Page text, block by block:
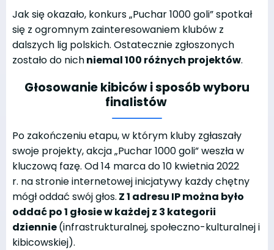
Jak się okazało, konkurs „Puchar 1000 goli” spotkał
się z ogromnym zainteresowaniem klubów z
dalszych lig polskich. Ostatecznie zgłoszonych
zostało do nichniemal 100 różnych projektów.
Głosowanie kibiców i sposób wyboru
finalistów
Po zakończeniu etapu, w którym kluby zgłaszały
swoje projekty, akcja „Puchar 1000 goli” weszła w
kluczową fazę. Od 14 marca do 10 kwietnia 2022
r. na stronie internetowej inicjatywy każdy chętny
mógł oddać swój głos. Z 1 adresu IP można było
oddać po 1 głosie w każdej z 3 kategorii
dziennie(infrastrukturalnej, społeczno-kulturalnej i
kibicowskiej).